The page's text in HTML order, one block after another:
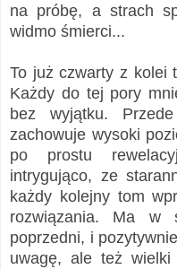
na próbę, a strach
widmo śmierci...
To już czwarty z kolei
Każdy do tej pory
bez wyjątku.
zachowuje wysoki
po prostu
intrygująco, ze
każdy kolejny tom
rozwiązania. Ma w
poprzedni, i
uwagę, ale też wielki